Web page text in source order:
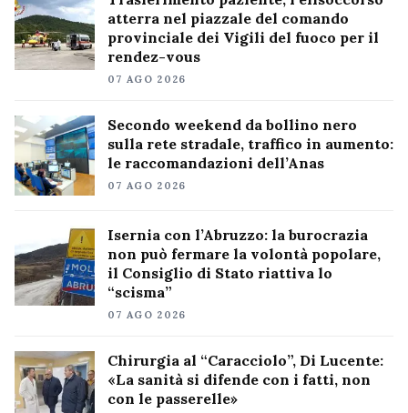
atterra nel piazzale del comando
provinciale dei Vigili del fuoco per il
rendez-vous
07 AGO 2026
Secondo weekend da bollino nero
sulla rete stradale, traffico in aumento:
le raccomandazioni dell’Anas
07 AGO 2026
Isernia con l’Abruzzo: la burocrazia
non può fermare la volontà popolare,
il Consiglio di Stato riattiva lo
“scisma”
07 AGO 2026
Chirurgia al “Caracciolo”, Di Lucente:
«La sanità si difende con i fatti, non
con le passerelle»